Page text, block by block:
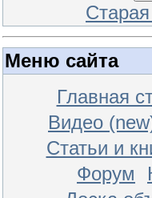
Меню сайта
Главная
Видео
Статьи и
Форум